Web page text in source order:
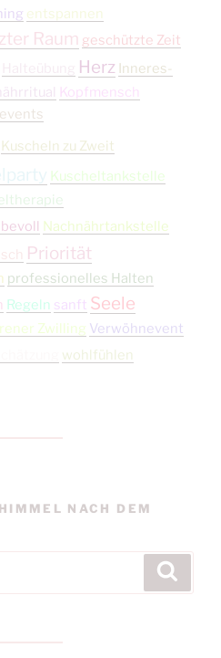
entspannen
Raum geschützte Zeit
Herz Inneres-
Kopfmensch
Kuscheln zu Zweit
Kuscheltankstelle
Nachnährtankstelle
Priorität
professionelles Halten
Regeln sanft Seele
Zwilling Verwöhnevent
wohlfühlen
NACH DEM